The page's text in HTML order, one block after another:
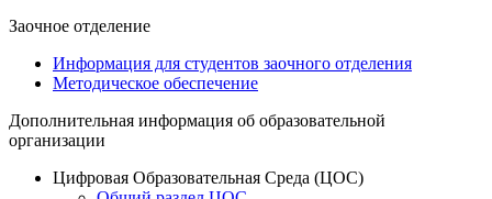
Заочное отделение
Информация для студентов заочного отделения
Методическое обеспечение
Дополнительная информация об образовательной
организации
Цифровая Образовательная Среда (ЦОС)